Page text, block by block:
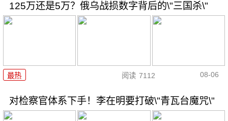
125万还是5万？俄乌战损数字背后的\"三国杀\"
最热 阅读 7112 08-06
对检察官体系下手！李在明要打破\"青瓦台魔咒\"